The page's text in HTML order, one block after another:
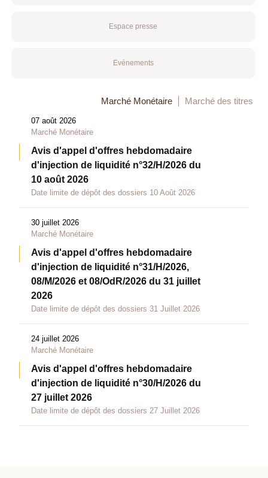
Espace presse
Evénements
Marché Monétaire Marché des titres
07 août 2026
Marché Monétaire
Avis d'appel d'offres hebdomadaire
d'injection de liquidité n°32/H/2026 du
10 août 2026
Date limite de dépôt des dossiers 10 Août 2026
30 juillet 2026
Marché Monétaire
Avis d'appel d'offres hebdomadaire
d'injection de liquidité n°31/H/2026,
08/M/2026 et 08/OdR/2026 du 31 juillet
2026
Date limite de dépôt des dossiers 31 Juillet 2026
24 juillet 2026
Marché Monétaire
Avis d'appel d'offres hebdomadaire
d'injection de liquidité n°30/H/2026 du
27 juillet 2026
Date limite de dépôt des dossiers 27 Juillet 2026